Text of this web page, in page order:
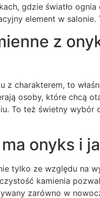
gdzie światło
element w
z
charakterem, to
osoby, które chcą
To też świetny
onyks i
tylko ze względu na
kamienia
zarówno w